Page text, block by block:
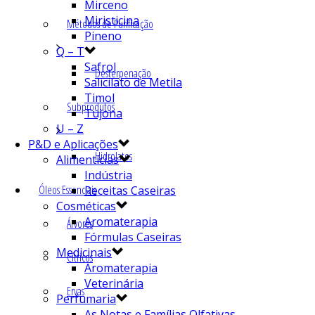
Métodos de Purificação
Desterpenação
Subprodutos
Hidrolatos
Óleos Essenciais
Árvores
Cítricos
Ervas
Mirceno
Miristicina
Pineno
Q – T
Safrol
Salicilato de Metila
Timol
Tujona
U – Z
P&D e Aplicações
Alimentícias
Indústria
Receitas Caseiras
Cosméticas
Aromaterapia
Fórmulas Caseiras
Medicinais
Aromaterapia
Veterinária
Perfumaria